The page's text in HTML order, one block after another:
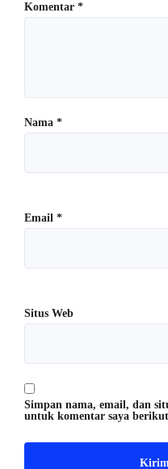
Komentar *
Nama *
Email *
Situs Web
Simpan nama, email, dan
untuk komentar saya